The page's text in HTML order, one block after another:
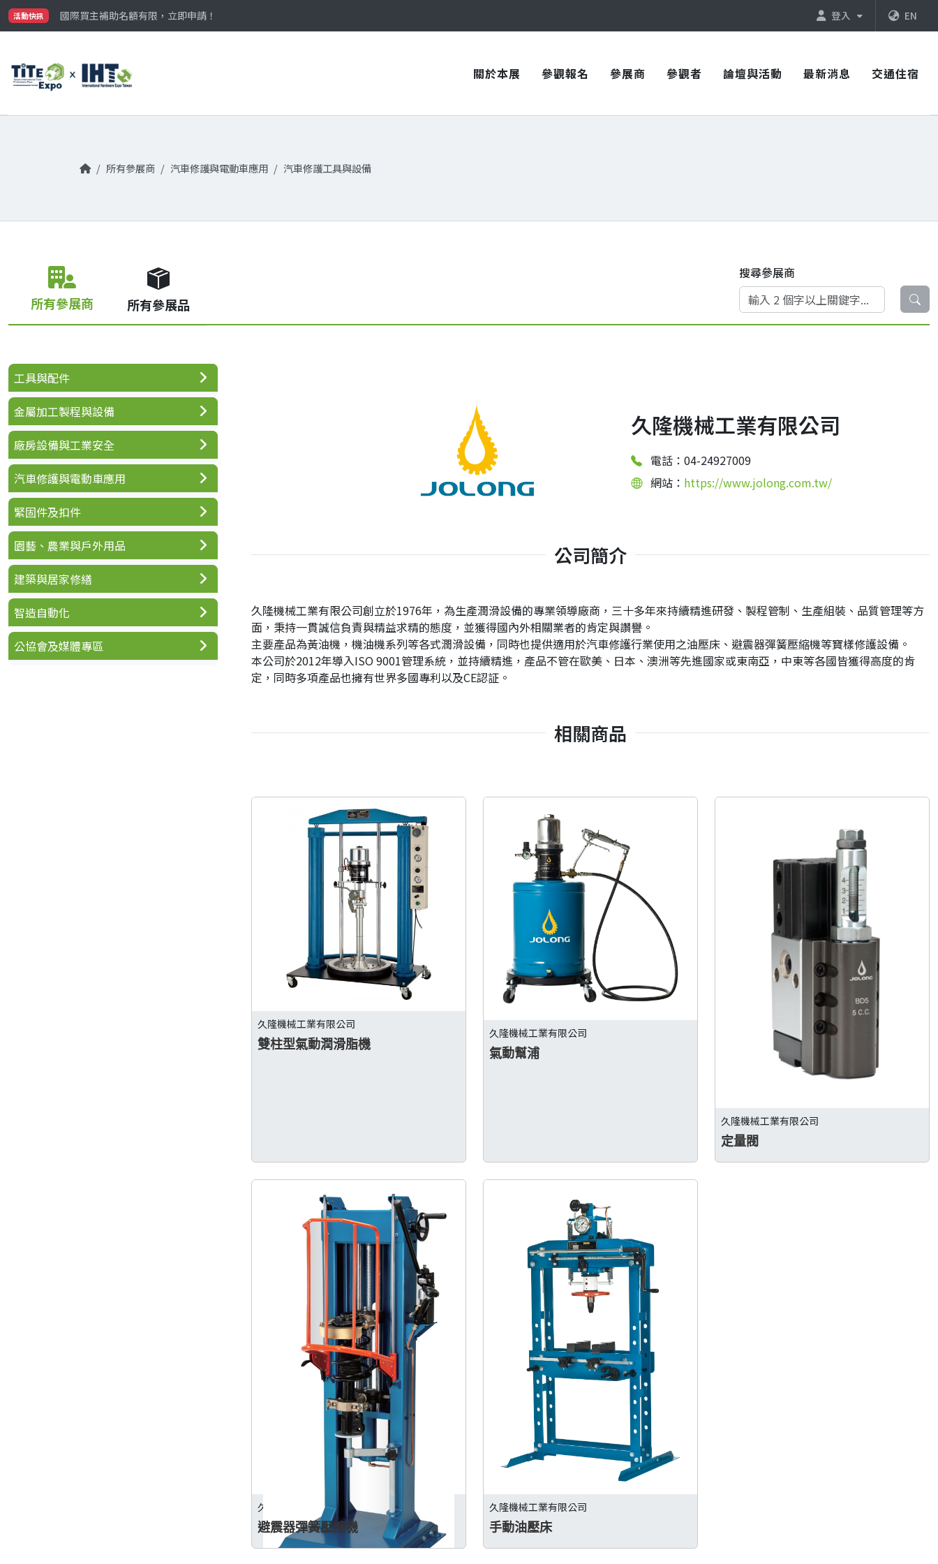
活動快訊
國際買主補助名額有限，立即申請！
參觀門票開放申請中‼️
登入 EN
關於本展 參觀報名 參展商 參觀者 論壇與活動 最新消息 交通住宿
所有參展商 汽車修護與電動車應用 汽車修護工具與設備
所有參展商 所有參展品
搜尋參展商
久隆機械工業有限公司
電話：04-24927009
網站： https://www.jolong.com.tw/
公司簡介
久隆機械工業有限公司創立於1976年，為生產潤滑設備的專業領導廠商，三十多年來持續精進研發、製程管制、生產組裝、品質管理等方
面，秉持一貫誠信負責與精益求精的態度，並獲得國內外相關業者的肯定與讚譽。
主要產品為黃油機，機油機系列等各式潤滑設備，同時也提供適用於汽車修護行業使用之油壓床、避震器彈簧壓縮機等寶樣修護設備。
本公司於2012年導入ISO 9001管理系統，並持續精進，產品不管在歐美、日本、澳洲等先進國家或東南亞，中東等各國皆獲得高度的肯
定，同時多項產品也擁有世界多國專利以及CE認証。
相關商品
久隆機械工業有限公司
雙柱型氣動潤滑脂機
久隆機械工業有限公司
氣動幫浦
久隆機械工業有限公司
定量閥
久隆機械工業有限公司
避震器彈簧壓縮機
久隆機械工業有限公司
手動油壓床
工具與配件
金屬加工製程與設備
廠房設備與工業安全
汽車修護與電動車應用
緊固件及扣件
園藝、農業與戶外用品
建築與居家修繕
智造自動化
公協會及媒體專區